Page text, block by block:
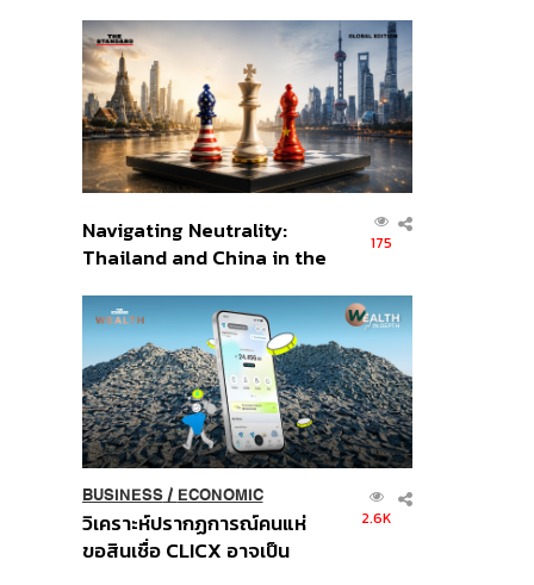
ส่วนยุทธศาสตร์ไทย –
อินโดนีเซีย
Navigating Neutrality:
Thailand and China in the
Order
175
BUSINESS/ ECONOMIC
วิเคราะห์ปรากฏการณ์คนแห่
ขอสินเชื่อ CLICX อาจเป็น
2.6K